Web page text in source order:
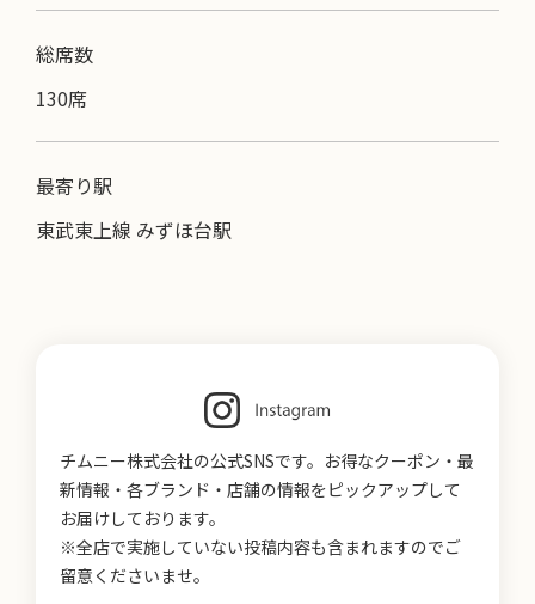
総席数
130席
最寄り駅
東武東上線 みずほ台駅
チムニー株式会社の公式SNSです。お得なクーポン・最
新情報・各ブランド・店舗の情報をピックアップして
お届けしております。
※全店で実施していない投稿内容も含まれますのでご
留意くださいませ。